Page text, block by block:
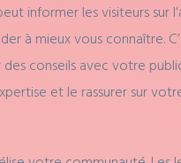
informer les visiteurs sur
à mieux vous connaître.
conseils avec votre
et le rassurer sur